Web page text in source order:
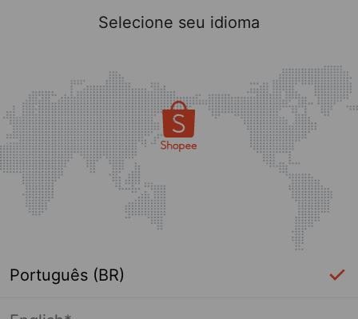
Selecione seu idioma
Português (BR)